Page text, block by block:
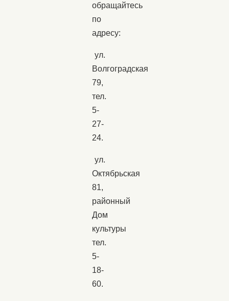
обращайтесь
по
адресу:
ул.
Волгоградская
79,
тел.
5-
27-
24.
ул.
Октябрьская
81,
районный
Дом
культуры
тел.
5-
18-
60.